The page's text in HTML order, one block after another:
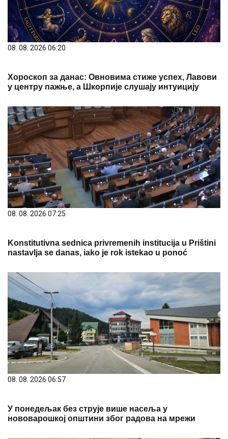
08. 08. 2026 06:20
Хороскоп за данас: Овновима стиже успех, Лавови
у центру пажње, а Шкорпије слушају интуицију
08. 08. 2026 07:25
Konstitutivna sednica privremenih institucija u Prištini
nastavlja se danas, iako je rok istekao u ponoć
08. 08. 2026 06:57
У понедељак без струје више насеља у
нововарошкој општини због радова на мрежи